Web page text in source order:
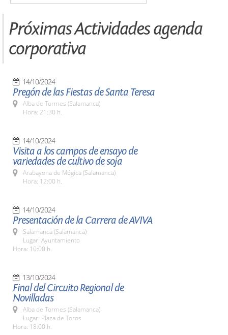
Próximas Actividades agenda
corporativa
14/10/2024
Pregón de las Fiestas de Santa Teresa
Alba de Tormes (Salamanca)
Hora: 21:30 h.
14/10/2024
Visita a los campos de ensayo de
variedades de cultivo de soja
Arabayona de Mógica (Salamanca)
Hora: 12:00 h.
14/10/2024
Presentación de la Carrera de AVIVA
Salamanca (Salamanca)
Lugar: Ayuntamiento
Hora: 10:00 h.
13/10/2024
Final del Circuito Regional de
Novilladas
Alba de Tormes (Salamanca)
Lugar: Plaza de Toros
Hora: 18:00 h.